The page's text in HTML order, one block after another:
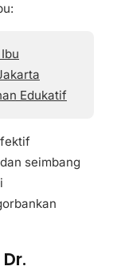
Edukatif
seimbang